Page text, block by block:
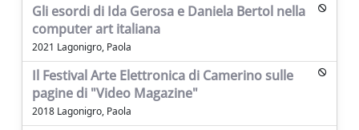
Gli esordi di Ida Gerosa e Daniela Bertol nella
computer art italiana
2021 Lagonigro, Paola
Il Festival Arte Elettronica di Camerino sulle
pagine di "Video Magazine"
2018 Lagonigro, Paola